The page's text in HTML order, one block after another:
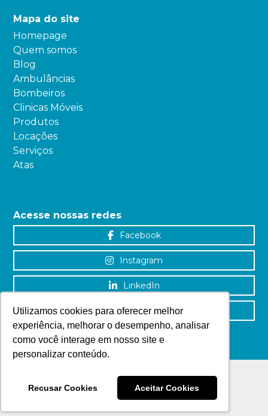
Utilizamos cookies para oferecer melhor
experiência, melhorar o desempenho, analisar
como você interage em nosso site e
personalizar conteúdo.
Recusar Cookies Aceitar Cookies
Mapa do site
Homepage
Quem somos
Blog
Ambulâncias
Bombeiros
Clinicas Móveis
Produtos
Locações
Serviços
Atas
Acesse nossas redes
Facebook
Instagram
LinkedIn
YouTube